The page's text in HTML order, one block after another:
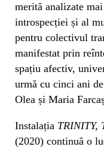
merită analizate
introspecției și al
pentru colectivul
manifestat prin
spațiu afectiv,
urmă cu cinci ani
Olea și Maria
Instalația TRINITY,
(2020) continuă o